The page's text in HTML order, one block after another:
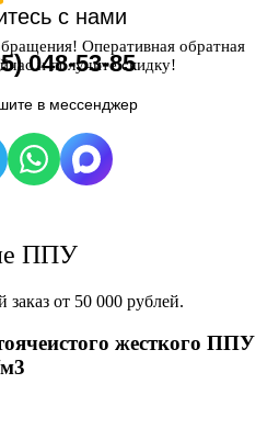
Оперативная обратная
и получите скидку!
с нами
048-53-85
в мессенджер
ППУ
от 50 000 рублей.
жесткого ППУ